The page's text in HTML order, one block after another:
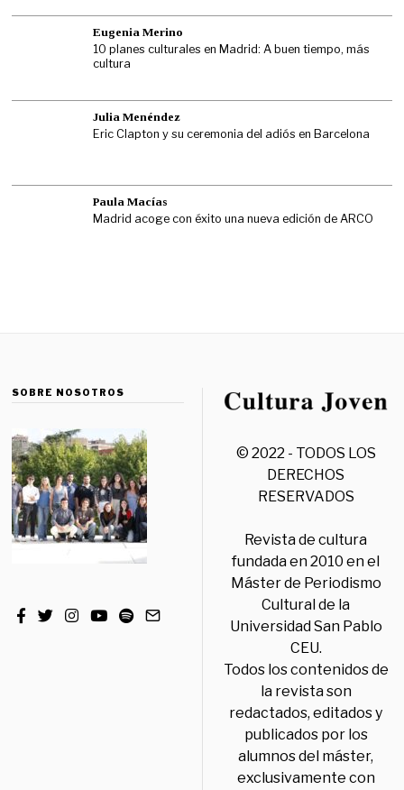
Eugenia Merino
10 planes culturales en Madrid: A buen tiempo, más
cultura
Julia Menéndez
Eric Clapton y su ceremonia del adiós en Barcelona
Paula Macías
Madrid acoge con éxito una nueva edición de ARCO
SOBRE NOSOTROS
© 2022 - TODOS LOS
DERECHOS
RESERVADOS
Revista de cultura
fundada en 2010 en el
Máster de Periodismo
Cultural de la
Universidad San Pablo
CEU.
Todos los contenidos de
la revista son
redactados, editados y
publicados por los
alumnos del máster,
exclusivamente con